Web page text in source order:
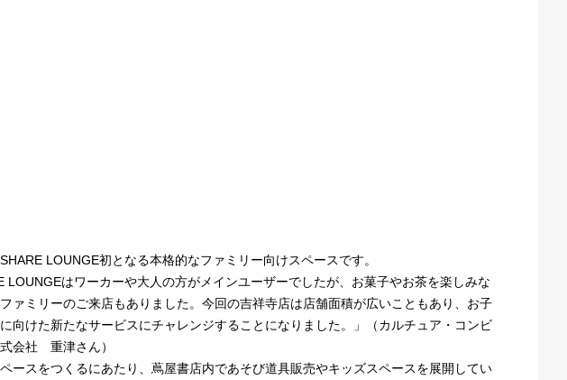
LOUNGE初となる本格的なファミリー向けスペースです。
LOUNGEはワーカーや大人の方がメインユーザーでしたが、お菓子やお茶を楽しみな
ァミリーのご来店もありました。今回の吉祥寺店は店舗面積が広いこともあり、お子
向けた新たなサービスにチャレンジすることになりました。」（カルチュア・コンビ
会社 重津さん）
ースをつくるにあたり、蔦屋書店内であそび道具販売やキッズスペースを展開してい